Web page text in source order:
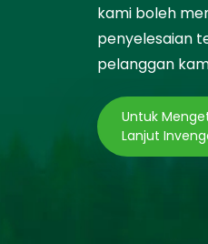
kami boleh
penyelesaian
pelanggan
Untuk
Lanjut